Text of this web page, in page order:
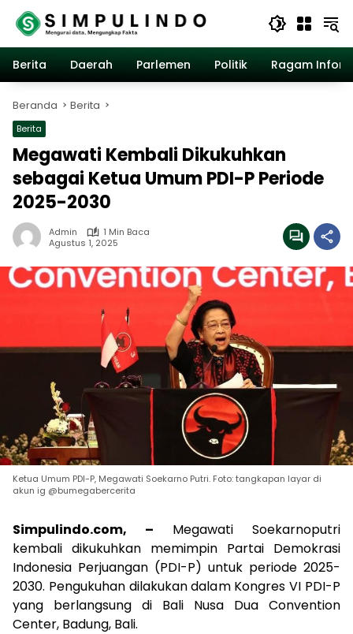
Langsung
konten
Berita
Daerah Parlemen Politik Ragam
Beranda Berita
Berita
Megawati Kembali Dikukuhkan
sebagai Ketua Umum PDI-P Periode
2025-2030
Admin
1 Min Baca
Agustus 1, 2025
Ketua Umum PDI-P, Megawati Soekarno Putri. Foto: tangkapan layar di
akun ig @bumegabercerita
Simpulindo.com, – Megawati Soekarnoputri
kembali dikukuhkan memimpin Partai Demokrasi
Indonesia Perjuangan (PDI-P) untuk periode 2025-
2030. Pengukuhan dilakukan dalam Kongres VI PDI-P
yang berlangsung di Bali Nusa Dua Convention
Center, Badung, Bali.